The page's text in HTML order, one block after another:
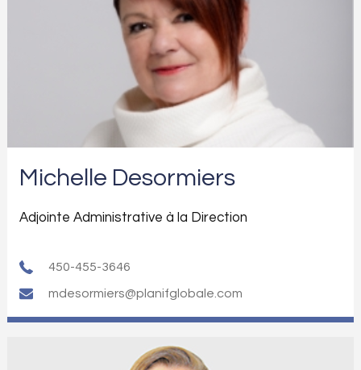
Michelle Desormiers
Adjointe Administrative à la Direction
450-455-3646
mdesormiers@planifglobale.com